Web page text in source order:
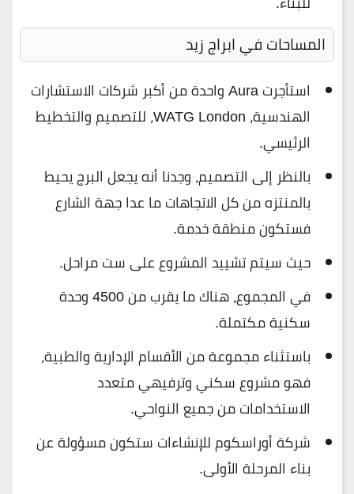
المساحات في ابراج زيد
استأجرت Aura واحدة من أكبر شركات الاستشارات
الهندسية، WATG London، للتصميم والتخطيط
الرئيسي.
بالنظر إلى التصميم، وجدنا أنه يجعل البرج يحيط
بالمنتزه من كل الاتجاهات ما عدا جهة الشارع
فستكون منطقة خدمة.
حيث سيتم تشييد المشروع على ست مراحل.
في المجموع، هناك ما يقرب من 4500 وحدة
سكنية مكتملة.
باستثناء مجموعة من الأقسام الإدارية والطبية،
فهو مشروع سكني وترفيهي متعدد
الاستخدامات من جميع النواحي.
شركة أوراسكوم للإنشاءات ستكون مسؤولة عن
بناء المرحلة الأولى.